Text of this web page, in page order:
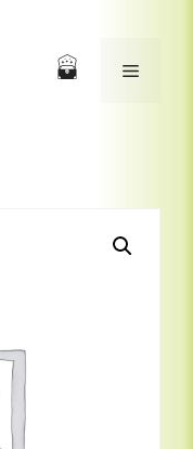
Menü